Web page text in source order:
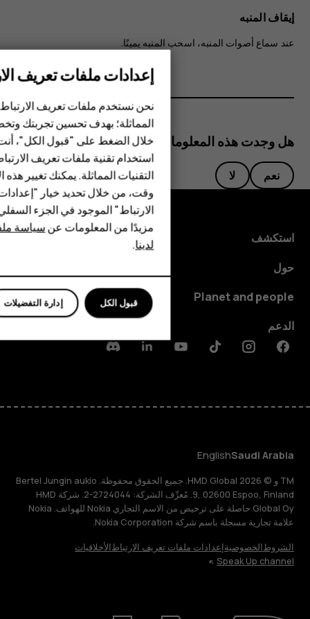
الهواتف الذكية
الهواتف المميزة
الأكسسوارات
HMD Terra M
HMD Watch
للأعمال
إيقاف المنبه
عند سماع أصوات المنبه، اسحب المنبه يمينًا.
هل وجدت هذه المعلومات مفيدة؟
نعم لا
استكشف
حول
Planet and people
الدعم
Facebook
Instagram
Tiktok
Youtube
Linkedin
Discord
Saudi Arabia
English
TM و © 2026 HMD Global. جميع الحقوق محفوظة. Bertel Jungin aukio
9, 02600 Espoo, Finland. مُعرِّف الشركة: 2724044-2. شركة HMD
Global Oy حاصلة على ترخيص من الاسم التجاري Nokia للهواتف. Nokia
علامة تجارية مسجلة باسم شركة Nokia Corporation.
الشروطالخصوصيةإعدادات ملفات تعريف الارتباطالأخلاقيات
Speak Up channel
إعدادات ملفات تعريف
نحن نستخدم ملفات تعريف
المماثلة؛ بهدف تحسين تجربتك
خلال الضغط على "قبول الكل"،
استخدام تقنية ملفات تعريف
التقنيات المماثلة. يمكنك تغيير
وقت، من خلال تحديد خيار
الارتباط" الموجود في الجزء
مزيدًا من المعلومات عنسياسة
لدينا.
إدارة التفضيلات قبول الكل